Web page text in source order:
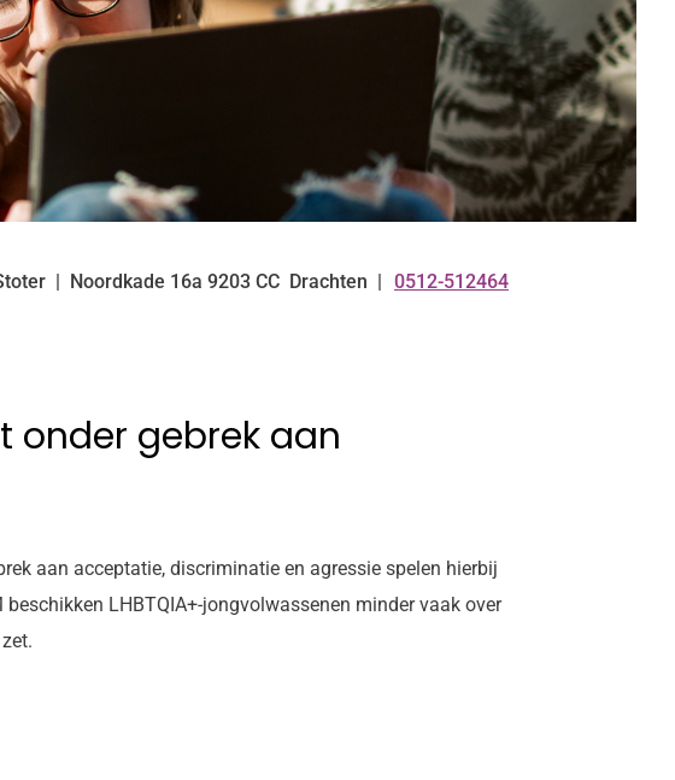
Noordkade 16a 9203 CC Drachten Tel:
0512-512464
onder gebrek aan
aan acceptatie, discriminatie en agressie spelen hierbij
LHBTQIA+-jongvolwassenen minder vaak over